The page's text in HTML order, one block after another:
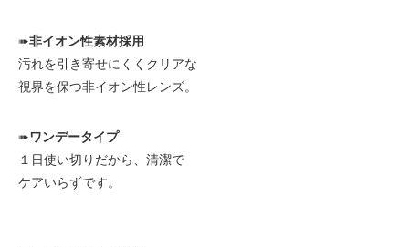
➠非イオン性素材採用
汚れを引き寄せにくくクリアな
視界を保つ非イオン性レンズ。
➠ワンデータイプ
１日使い切りだから、清潔で
ケアいらずです。